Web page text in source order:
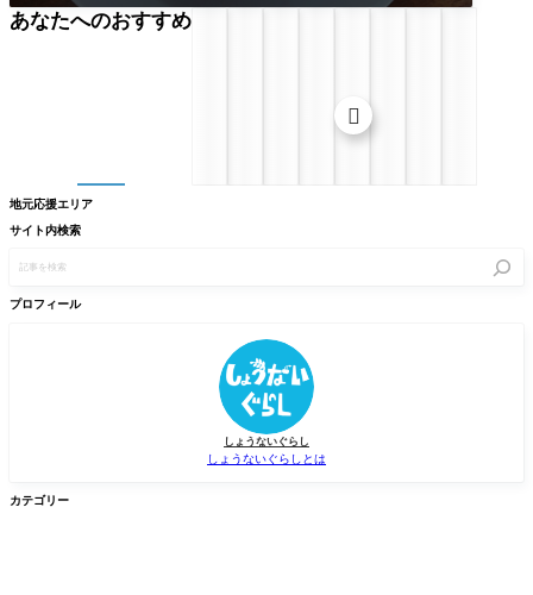
地元応援エリア
サイト内検索
検
プロフィール
しょうないぐらし
しょうないぐらしとは
カテゴリー
あなたへのおすすめ
